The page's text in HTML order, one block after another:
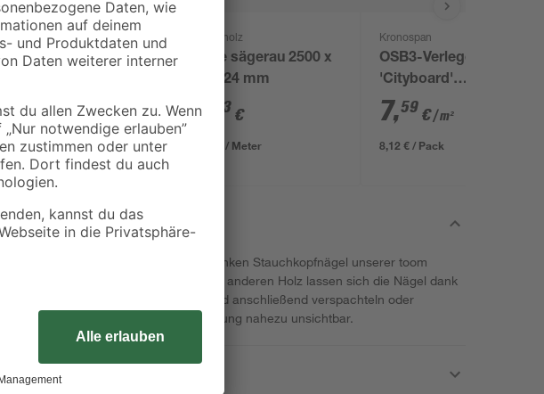
binderholz
Latte gehobelt 2000 x
3,98 €
1,99 € / Meter
binderholz
Latte sägerau 2500 x
48 x 24 mm
2 23 €
0,89 € / Meter
Kronospan
OSB3-Verlegeplatte
'Cityboard'
ungeschliffen 1690 x
634 x 15 mm
7,59 €/ m²
8,12 € / Pack
mit Holzleisten eignen sich die blanken Stauchkopfnägel unserer toom
besonders gut. Doch auch in jedem anderen Holz lassen sich die Nägel dank
Kopfform komplett versenken und anschließend verspachteln oder
So werden sie nach der Anwendung nahezu unsichtbar.